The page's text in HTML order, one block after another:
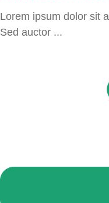
Lorem ipsum dolor sit
Sed auctor ...